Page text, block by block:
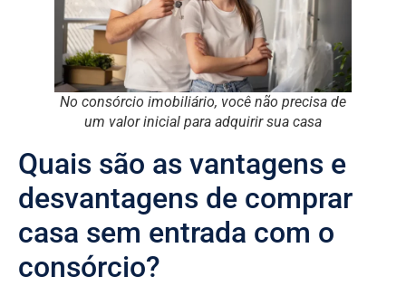
No consórcio imobiliário, você não precisa de
um valor inicial para adquirir sua casa
Quais são as vantagens e
desvantagens de comprar
casa sem entrada com o
consórcio?